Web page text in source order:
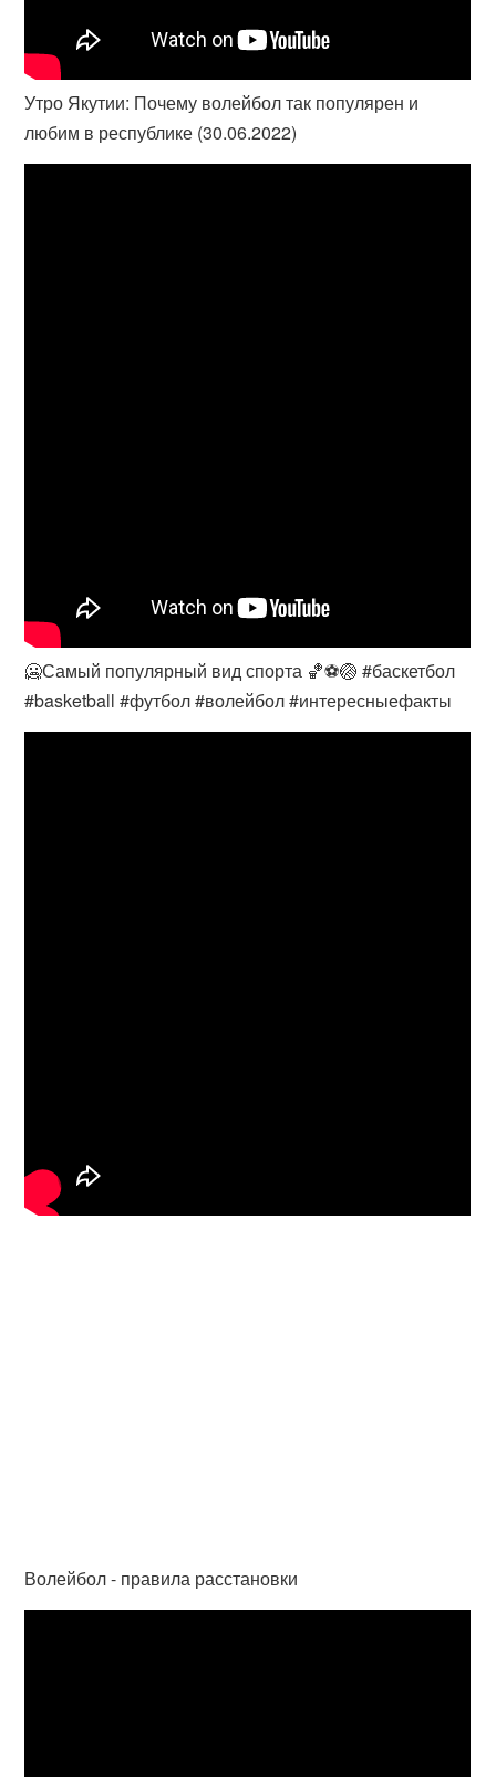
Утро Якутии: Почему волейбол так популярен и
любим в республике (30.06.2022)
🥶Самый популярный вид спорта 🏀⚽️🏐 #баскетбол
#basketball #футбол #волейбол #интересныефакты
Волейбол - правила расстановки